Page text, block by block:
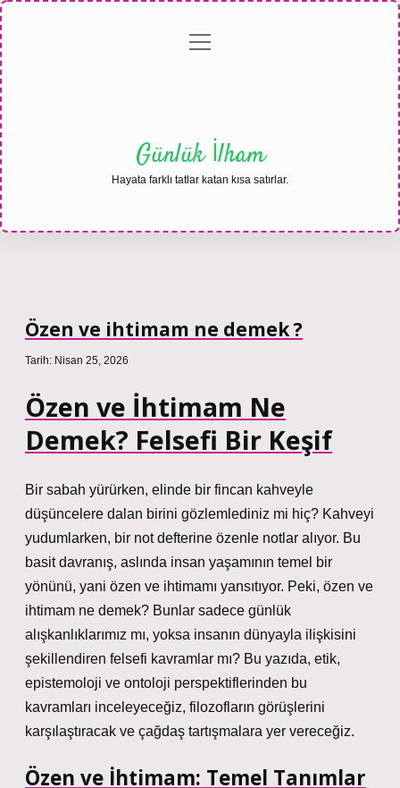
Gizlilikmenüyü
Günlük İlham
Hayata farklı tatlar katan kısa satırlar.
Özen ve ihtimam ne demek ?
Tarih: Nisan 25, 2026
Özen ve İhtimam Ne
Demek? Felsefi Bir Keşif
Bir sabah yürürken, elinde bir fincan kahveyle
düşüncelere dalan birini gözlemlediniz mi hiç? Kahveyi
yudumlarken, bir not defterine özenle notlar alıyor. Bu
basit davranış, aslında insan yaşamının temel bir
yönünü, yani özen ve ihtimamı yansıtıyor. Peki, özen ve
ihtimam ne demek? Bunlar sadece günlük
alışkanlıklarımız mı, yoksa insanın dünyayla ilişkisini
şekillendiren felsefi kavramlar mı? Bu yazıda, etik,
epistemoloji ve ontoloji perspektiflerinden bu
kavramları inceleyeceğiz, filozofların görüşlerini
karşılaştıracak ve çağdaş tartışmalara yer vereceğiz.
Özen ve İhtimam: Temel Tanımlar